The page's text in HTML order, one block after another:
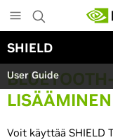
i
t
m
SHIELD
User Guide
LISÄÄMINEN
Voit käyttää SHIELD